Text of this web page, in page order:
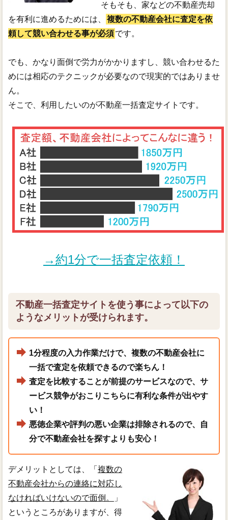
そもそも、家などの不動産売却
を有利に進めるためには、
複数の不動産会社に査定を依
頼して競い合わせる事が必須です。
でも、かなり面倒で労力がかかりますし、競い合わせるた
めには相応のテクニックが必要なので現実的ではありませ
ん。
そこで、利用したいのが不動産一括査定サイトです。
→約1分で一括査定依頼！
不動産一括査定サイトを使う事によって以下の
ようなメリットが受けられます。
1分程度の入力作業だけで、複数の不動産会社に
一括で査定を依頼できるので楽ちん！
査定を比較することが前提のサービスなので、サ
ービス競争がおこりこちらに有利な条件が出やす
い！
悪徳企業や評判の悪い企業は排除されるので、自
分で不動産会社を探すよりも安心！
デメリットとしては、「 複数の
不動産会社からの連絡に対応し
なければいけないので面倒。
」
というところがありますが、得